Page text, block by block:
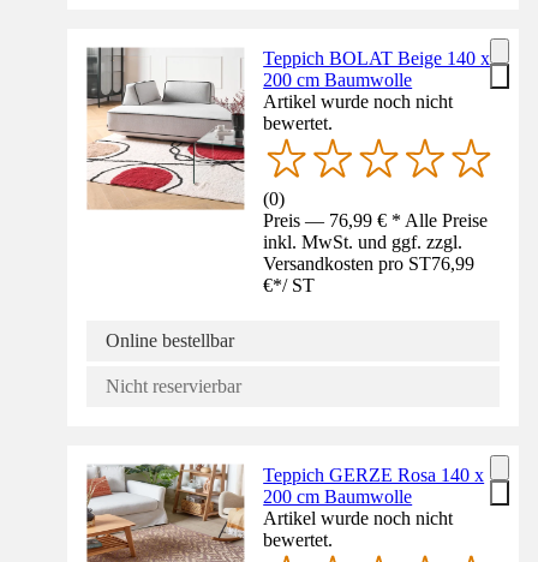
Teppich BOLAT Beige 140 x
200 cm Baumwolle
Artikel wurde noch nicht
bewertet.
(0)
Preis — 76,99 € * Alle Preise
inkl. MwSt. und ggf. zzgl.
Versandkosten pro ST76,99
€*/ ST
Online bestellbar
Nicht reservierbar
Teppich GERZE Rosa 140 x
200 cm Baumwolle
Artikel wurde noch nicht
bewertet.